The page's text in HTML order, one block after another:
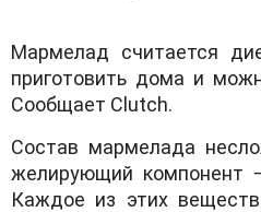
Мармелад считается
приготовить дома и
Сообщает Clutch.
Состав мармелада
желирующий компонент
Каждое из этих